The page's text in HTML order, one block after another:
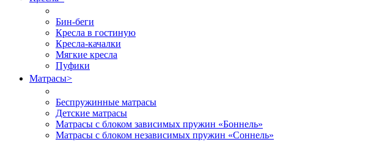
Бин-беги
Кресла в гостиную
Кресла-качалки
Мягкие кресла
Пуфики
Матрасы>
Беспружинные матрасы
Детские матрасы
Матрасы с блоком зависимых пружин «Боннель»
Матрасы с блоком независимых пружин «Соннель»